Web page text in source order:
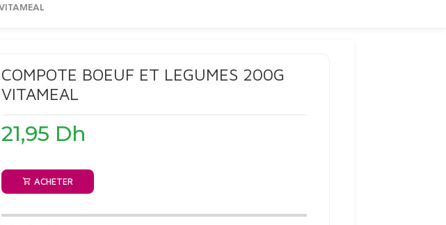
COMPOTE BOEUF ET LEGUMES 200G
VITAMEAL
21,95 Dh
ACHETER